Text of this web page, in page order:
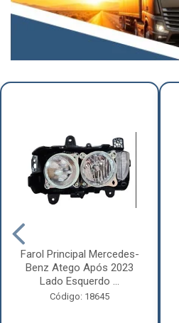
Farol Principal Mercedes-
Benz Atego Após 2023
Lado Esquerdo ...
Código: 18645